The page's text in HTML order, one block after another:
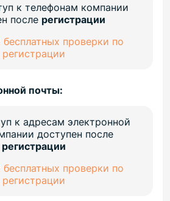
к телефонам компании
после регистрации
проверки по
регистрации
почты:
к адресам электронной
доступен после
регистрации
проверки по
регистрации